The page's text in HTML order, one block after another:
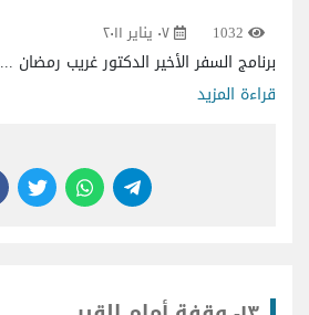
1032 ٠٧ يناير ٢٠١١
برنامج السفر الأخير الدكتور غريب رمضان ...
قراءة المزيد